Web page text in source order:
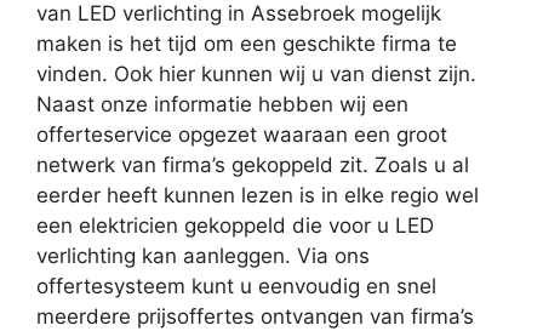
van LED verlichting in Assebroek mogelijk
maken is het tijd om een geschikte firma te
vinden. Ook hier kunnen wij u van dienst zijn.
Naast onze informatie hebben wij een
offerteservice opgezet waaraan een groot
netwerk van firma’s gekoppeld zit. Zoals u al
eerder heeft kunnen lezen is in elke regio wel
een elektricien gekoppeld die voor u LED
verlichting kan aanleggen. Via ons
offertesysteem kunt u eenvoudig en snel
meerdere prijsoffertes ontvangen van firma’s